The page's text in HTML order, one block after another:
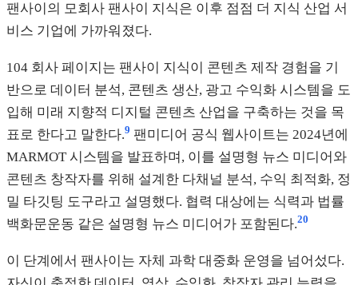
팬사이의 모회사 팬사이 지식은 이후 점점 더 지식 산업 서
비스 기업에 가까워졌다.
104 회사 페이지는 팬사이 지식이 콘텐츠 제작 경험을 기
반으로 데이터 분석, 콘텐츠 생산, 광고 수익화 시스템을 도
입해 미래 지향적 디지털 콘텐츠 산업을 구축하는 것을 목
표로 한다고 말한다.9 팬미디어 공식 웹사이트는 2024년에
MARMOT 시스템을 발표하며, 이를 설명형 뉴스 미디어와
콘텐츠 창작자를 위해 설계한 다채널 분석, 수익 최적화, 정
밀 타깃팅 도구라고 설명했다. 협력 대상에는 식력과 법률
백화문운동 같은 설명형 뉴스 미디어가 포함된다.20
이 단계에서 팬사이는 자체 과학 대중화 운영을 넘어섰다.